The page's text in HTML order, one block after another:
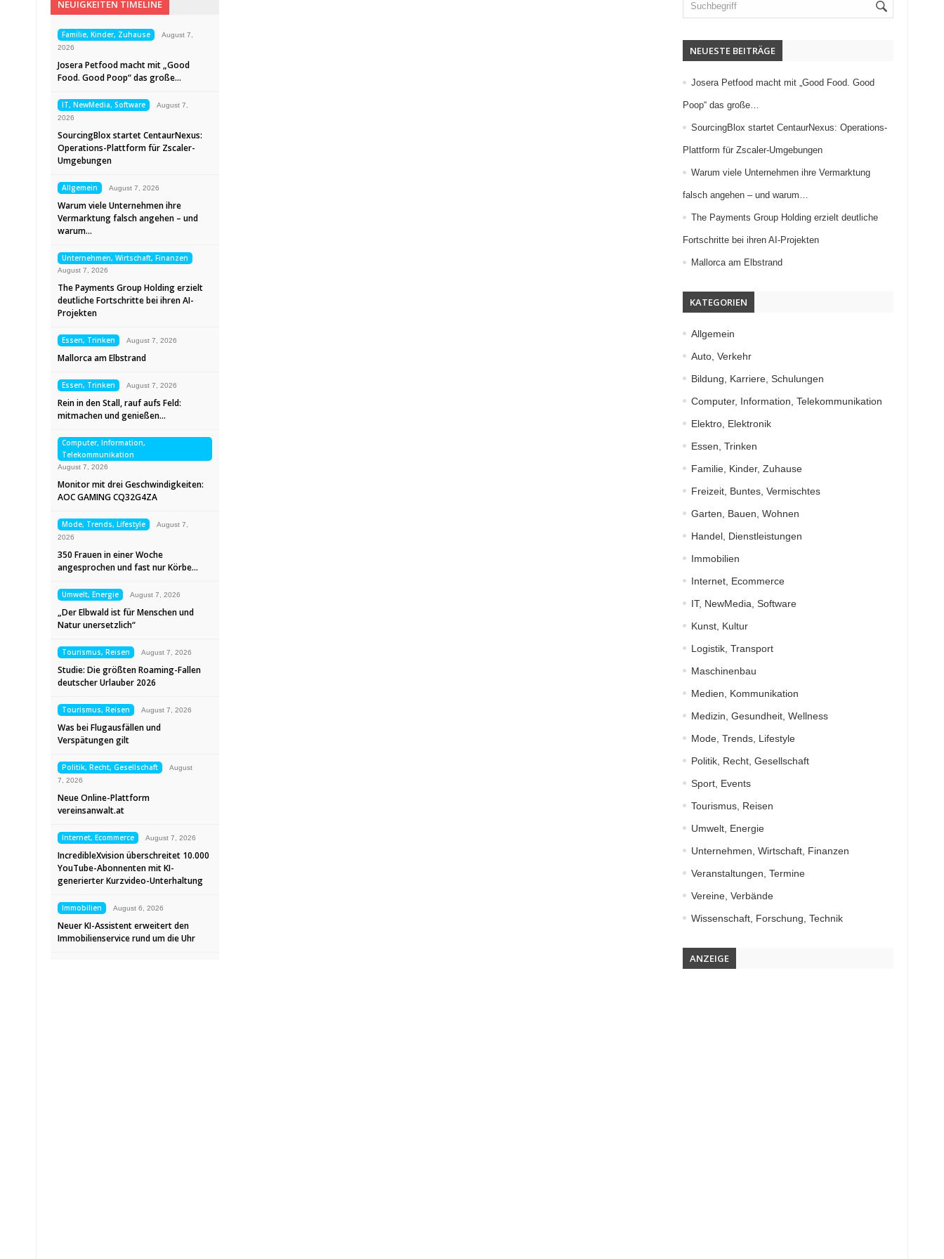
NEUIGKEITEN TIMELINE
Familie, Kinder, Zuhause
August 7,
2026
Josera Petfood macht mit „Good
Food. Good Poop“ das große…
IT, NewMedia, Software
August 7,
2026
SourcingBlox startet CentaurNexus:
Operations-Plattform für Zscaler-
Umgebungen
Allgemein August 7, 2026
Warum viele Unternehmen ihre
Vermarktung falsch angehen – und
warum…
Unternehmen, Wirtschaft, Finanzen
August 7, 2026
The Payments Group Holding erzielt
deutliche Fortschritte bei ihren AI-
Projekten
Essen, Trinken August 7, 2026
Mallorca am Elbstrand
Essen, Trinken August 7, 2026
Rein in den Stall, rauf aufs Feld:
mitmachen und genießen…
Computer, Information,
Telekommunikation
August 7, 2026
Monitor mit drei Geschwindigkeiten:
AOC GAMING CQ32G4ZA
Mode, Trends, Lifestyle
August 7,
2026
350 Frauen in einer Woche
angesprochen und fast nur Körbe…
Umwelt, Energie August 7, 2026
„Der Elbwald ist für Menschen und
Natur unersetzlich“
Tourismus, Reisen August 7, 2026
Studie: Die größten Roaming-Fallen
deutscher Urlauber 2026
Tourismus, Reisen August 7, 2026
Was bei Flugausfällen und
Verspätungen gilt
Politik, Recht, Gesellschaft
August
7, 2026
Neue Online-Plattform
vereinsanwalt.at
Internet, Ecommerce August 7, 2026
IncredibleXvision überschreitet 10.000
YouTube-Abonnenten mit KI-
generierter Kurzvideo-Unterhaltung
Immobilien August 6, 2026
Neuer KI-Assistent erweitert den
Immobilienservice rund um die Uhr
NEUESTE BEITRÄGE
Josera Petfood macht mit „Good Food. Good
Poop“ das große…
SourcingBlox startet CentaurNexus: Operations-
Plattform für Zscaler-Umgebungen
Warum viele Unternehmen ihre Vermarktung
falsch angehen – und warum…
The Payments Group Holding erzielt deutliche
Fortschritte bei ihren AI-Projekten
Mallorca am Elbstrand
KATEGORIEN
Allgemein
Auto, Verkehr
Bildung, Karriere, Schulungen
Computer, Information, Telekommunikation
Elektro, Elektronik
Essen, Trinken
Familie, Kinder, Zuhause
Freizeit, Buntes, Vermischtes
Garten, Bauen, Wohnen
Handel, Dienstleistungen
Immobilien
Internet, Ecommerce
IT, NewMedia, Software
Kunst, Kultur
Logistik, Transport
Maschinenbau
Medien, Kommunikation
Medizin, Gesundheit, Wellness
Mode, Trends, Lifestyle
Politik, Recht, Gesellschaft
Sport, Events
Tourismus, Reisen
Umwelt, Energie
Unternehmen, Wirtschaft, Finanzen
Veranstaltungen, Termine
Vereine, Verbände
Wissenschaft, Forschung, Technik
ANZEIGE